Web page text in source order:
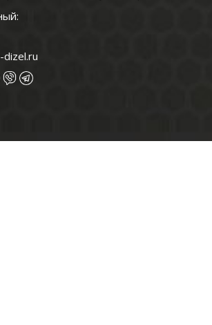
dizel.ru